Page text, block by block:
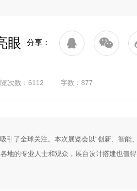
眼 分享：
次数：6112 字数：877
了全球关注。本次展览会以“创新、智能、
地的专业人士和观众，展台设计搭建也值得